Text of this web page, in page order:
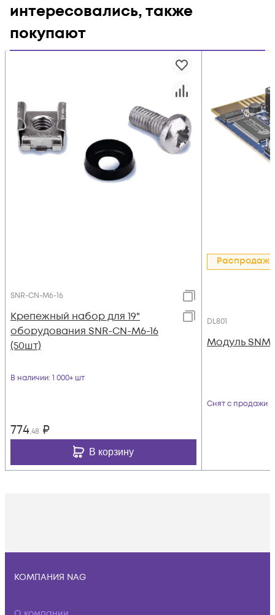
интересовались, также
покупают
SNR-CN-M6-16
Крепежный набор для 19"
оборудования SNR-CN-M6-16
(50шт)
В наличии: 1 000+ шт
774,48 ₽
В корзину
DL801
Модуль
Снят с продажи
КОМПАНИЯ NAG